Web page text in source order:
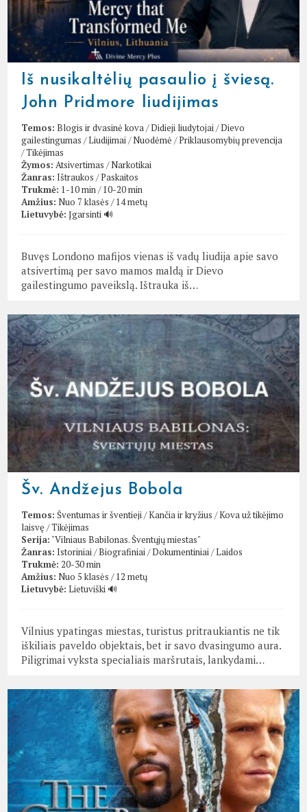
Iš nusikaltėlių pasaulio į šviesą.
John Pridmore liudijimas
Temos: Blogis ir dvasinė kova/Didieji liudytojai/Dievo
gailestingumas /Liudijimai/Nuodėmė /Priklausomybių prevencija
/Tikėjimas
Žymos: Atsivertimas /Narkotikai
Žanras: Ištraukos /Paskaitos
Trukmė: 1-10 min/10-20 min
Amžius: Nuo 7 klasės / 14 metų
Lietuvybė: Įgarsinti 🔊
Buvęs Londono mafijos vienas iš vadų liudija apie savo
atsivertimą per savo mamos maldą ir Dievo
gailestingumo paveikslą. Ištrauka iš…
Šv. Andžejus Bobola
Temos: Šventumas ir šventieji/Kančia ir kryžius /Kova už tikėjimo
laisvę /Tikėjimas
Serija: "Vilniaus Babilonas. Šventųjų miestas"
Žanras: Istoriniai/Biografiniai/Dokumentiniai/Laidos
Trukmė: 20-30 min
Amžius: Nuo 5 klasės / 12 metų
Lietuvybė: Lietuviški 🔊
Vilnius ypatingas miestas, turistus pritraukiantis ne tik
iškiliais paveldo objektais, bet ir savo dvasingumo aura.
Piligrimai vyksta specialiais maršrutais, lankydami…